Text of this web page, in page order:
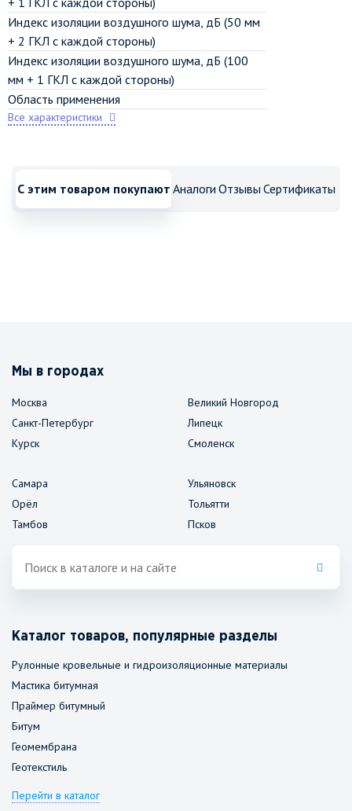
Индекс изоляции воздушного шума, дБ (50 мм
+ 2 ГКЛ с каждой стороны)
Индекс изоляции воздушного шума, дБ (100
мм + 1 ГКЛ с каждой стороны)
Область применения
Все характеристики
С этим товаром покупают Аналоги Отзывы Сертификаты
Мы в городах
Москва
Санкт-Петербург
Курск
Великий Новгород
Липецк
Смоленск
Самара
Орёл
Тамбов
Ульяновск
Тольятти
Псков
Каталог товаров, популярные разделы
Рулонные кровельные и гидроизоляционные материалы
Мастика битумная
Праймер битумный
Битум
Геомембрана
Геотекстиль
Перейти в каталог